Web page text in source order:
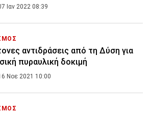
Ιαν 2022 08:39
αντιδράσεις από τη Δύση για
πυραυλική δοκιμή
Νοε 2021 10:00